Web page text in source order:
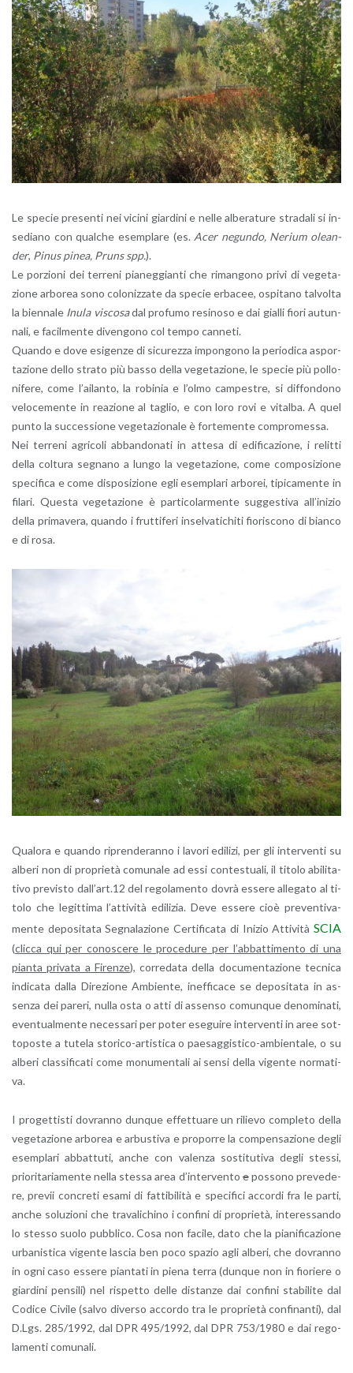
Le spe­cie pre­sen­ti nei vi­ci­ni giar­di­ni e nelle al­be­ra­tu­re stra­da­li si in­
se­dia­no con qual­che esem­pla­re (es.Acer ne­gun­do, Ne­rium olean­
der, Pinus pinea, Pruns spp.).
Le por­zio­ni dei ter­re­ni pia­neg­gian­ti che ri­man­go­no privi di ve­ge­ta­
zio­ne ar­bo­rea sono co­lo­niz­za­te da spe­cie er­ba­cee, ospi­ta­no tal­vol­ta
la bien­na­le Inula vi­sco­sadal pro­fu­mo re­si­no­so e dai gial­li fiori au­tun­
na­li, e fa­cil­men­te di­ven­go­no col tempo can­ne­ti.
Quan­do e dove esi­gen­ze di si­cu­rez­za im­pon­go­no la pe­rio­di­ca aspor­
ta­zio­ne dello stra­to più basso della ve­ge­ta­zio­ne, le spe­cie più pol­lo­
ni­fe­re, come l’ai­lan­to, la ro­bi­nia e l’ol­mo cam­pe­stre, si dif­fon­do­no
ve­lo­ce­men­te in rea­zio­ne al ta­glio, e con loro rovi e vi­tal­ba. A quel
punto la suc­ces­sio­ne ve­ge­ta­zio­na­le è for­te­men­te com­pro­mes­sa.
Nei ter­re­ni agri­co­li ab­ban­do­na­ti in at­te­sa di edi­fi­ca­zio­ne, i re­lit­ti
della col­tu­ra se­gna­no a lungo la ve­ge­ta­zio­ne, come com­po­si­zio­ne
spe­ci­fi­ca e come di­spo­si­zio­ne egli esem­pla­ri ar­bo­rei, ti­pi­ca­men­te in
fi­la­ri. Que­sta ve­ge­ta­zio­ne è par­ti­co­lar­men­te sug­ge­sti­va al­l’i­ni­zio
della pri­ma­ve­ra, quan­do i frut­ti­fe­ri in­sel­va­ti­chi­ti fio­ri­sco­no di bian­co
e di rosa.
Qua­lo­ra e quan­do ri­pren­de­ran­no i la­vo­ri edi­li­zi, per gli in­ter­ven­ti su
al­be­ri non di pro­prie­tà co­mu­na­le ad essi con­te­stua­li, il ti­to­lo abi­li­ta­
ti­vo pre­vi­sto dal­l’art.12 del re­go­la­men­to dovrà es­se­re al­le­ga­to al ti­
to­lo che le­git­ti­ma l’at­ti­vi­tà edi­li­zia. Deve es­se­re cioè pre­ven­ti­va­
men­te de­po­si­ta­ta Se­gna­la­zio­ne Cer­ti­fi­ca­ta di Ini­zio At­ti­vi­tà SCIA
(clic­ca qui per co­no­sce­re le pro­ce­du­re per l’ab­bat­ti­men­to di una
pian­ta pri­va­ta a Fi­ren­ze), cor­re­da­ta della do­cu­men­ta­zio­ne tec­ni­ca
in­di­ca­ta dalla Di­re­zio­ne Am­bien­te, inef­fi­ca­ce se de­po­si­ta­ta in as­
sen­za dei pa­re­ri, nulla osta o atti di as­sen­so co­mun­que de­no­mi­na­ti,
even­tual­men­te ne­ces­sa­ri per poter ese­gui­re in­ter­ven­ti in aree sot­
to­po­ste a tu­te­la sto­ri­co-ar­ti­sti­ca o pae­sag­gi­sti­co-am­bien­ta­le, o su
al­be­ri clas­si­fi­ca­ti come mo­nu­men­ta­li ai sensi della vi­gen­te nor­ma­ti­
va.
I pro­get­ti­sti do­vran­no dun­que ef­fet­tua­re un ri­lie­vo com­ple­to della
ve­ge­ta­zio­ne ar­bo­rea e ar­bu­sti­va e pro­por­re la com­pen­sa­zio­ne degli
esem­pla­ri ab­bat­tu­ti, anche con va­len­za so­sti­tu­ti­va degli stes­si,
prio­ri­ta­ria­men­te nella stes­sa area d’in­ter­ven­toepos­so­no pre­ve­de­
re, pre­vii con­cre­ti esami di fat­ti­bi­li­tà e spe­ci­fi­ci ac­cor­di fra le parti,
anche so­lu­zio­ni che tra­va­li­chi­no i con­fi­ni di pro­prie­tà, in­te­res­san­do
lo stes­so suolo pub­bli­co. Cosa non fa­ci­le, dato che la pia­ni­fi­ca­zio­ne
ur­ba­ni­sti­ca vi­gen­te la­scia ben poco spa­zio agli al­be­ri, che do­vran­no
in ogni caso es­se­re pian­ta­ti in piena terra (dun­que non in fio­rie­re o
giar­di­ni pen­si­li) nel ri­spet­to delle di­stan­ze dai con­fi­ni sta­bi­li­te dal
Co­di­ce Ci­vi­le (salvo di­ver­so ac­cor­do tra le pro­prie­tà con­fi­nan­ti), dal
D.​Lgs. 285/1992, dal DPR 495/1992, dal DPR 753/1980 e dai re­go­
la­men­ti co­mu­na­li.